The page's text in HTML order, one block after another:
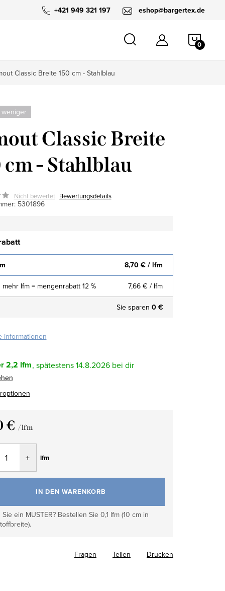
+421 949 321 197 eshop@bargertex.de
Classic Breite 150 cm - Stahlblau
Classic Breite
cm - Stahlblau
Nicht bewertet Bewertungsdetails
5301896
8,70 €/ lfm
lfm = mengenrabatt 12 % 7,66 € / lfm
Sie sparen 0 €
Informationen
2,2 lfm 14.8.2026
€ / lfm
lfm
IN DEN WARENKORB
ein MUSTER? Bestellen Sie 0,1 lfm (10 cm in
Drucken
Fragen Teilen